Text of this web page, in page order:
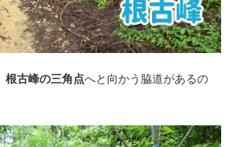
根古峰の三角点へと向かう脇道があるの